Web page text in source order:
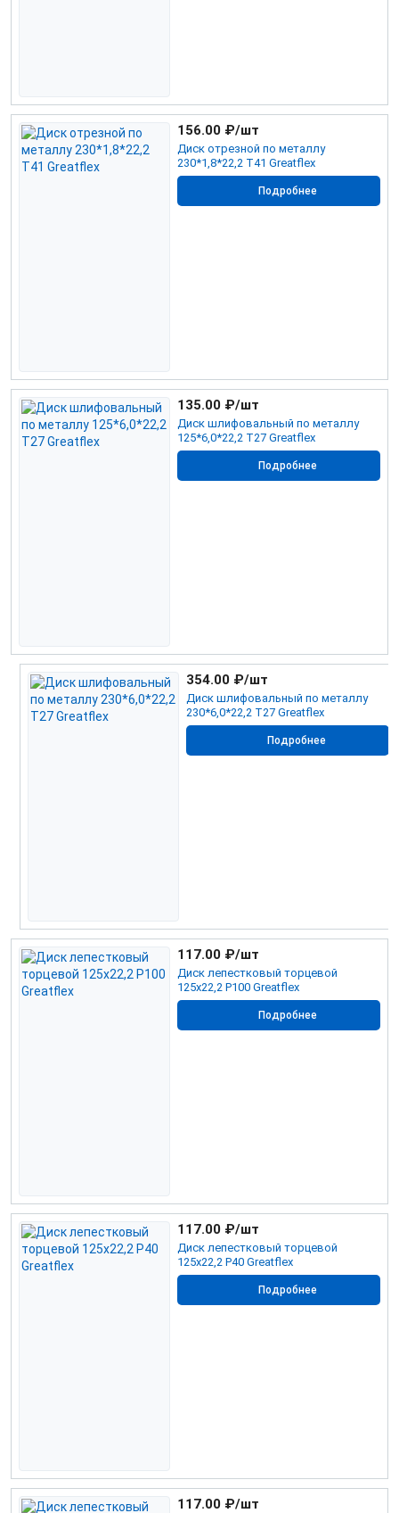
Диск отрезной по металлу
230*1,8*22,2 Т41 Greatflex
156.00 ₽/шт
Подробнее
Диск шлифовальный по металлу
125*6,0*22,2 Т27 Greatflex
135.00 ₽/шт
Подробнее
Диск шлифовальный по металлу
230*6,0*22,2 Т27 Greatflex
354.00 ₽/шт
Подробнее
Диск лепестковый торцевой
125х22,2 Р100 Greatflex
117.00 ₽/шт
Подробнее
Диск лепестковый торцевой
125х22,2 Р40 Greatflex
117.00 ₽/шт
Подробнее
117.00 ₽/шт